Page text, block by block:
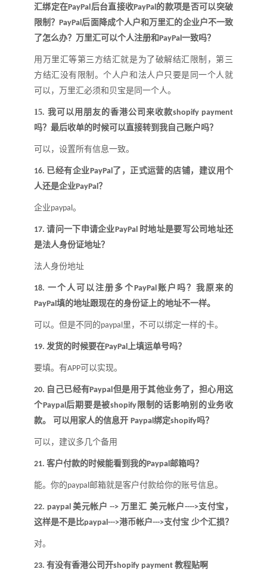
汇绑定在PayPal后台直接收PayPal的款项是否可以突破
限制？PayPal后面降成个人户和万里汇的企业户不一致
了怎么办？ 万里汇可以个人注册和PayPal一致吗？
用万里汇等第三方结汇就是为了破解结汇限制，第三
方结汇没有限制。个人户和法人户只要是同一个人就
可以，万里汇必须和贝宝是同一个人。
15. 我可以用朋友的香港公司来收款shopify payment
吗？ 最后收单的时候可以直接转到我自己账户吗？
可以，设置所有信息一致。
16. 已经有企业PayPal 了，正式运营的店铺，建议用个
人还是企业PayPal？
企业paypal。
17.请问一下申请企业PayPal 时地址是要写公司地址还
是法人身份证地址？
法人身份地址
18.一个人可以注册多个PayPal 账户吗？ 我原来的
PayPal填的地址跟现在的身份证上的地址不一样。
可以。但是不同的paypal里，不可以绑定一样的卡。
19. 发货的时候要在PayPal上填运单号吗？
要填。有APP可以实现。
20. 自己已经有Paypal但是用于其他业务了，担心用这
个Paypal后期要是被shopify 限制的话影响别的业务收
款。 可以用家人的信息开 Paypal绑定shopify吗？
可以，建议多几个备用
21. 客户付款的时候能看到我的Paypal邮箱吗？
能。你的paypal邮箱就是客户付款给你的账号信息。
22. paypal美元帐户 --> 万里汇 美元帐户---->支付宝，
这样是不是比paypal--->港币帐户--->支付宝 少个汇损？
对。
23. 有没有香港公司开shopify payment 教程贴啊